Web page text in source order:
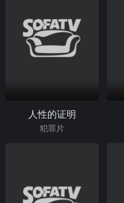
人性的证明
犯罪片